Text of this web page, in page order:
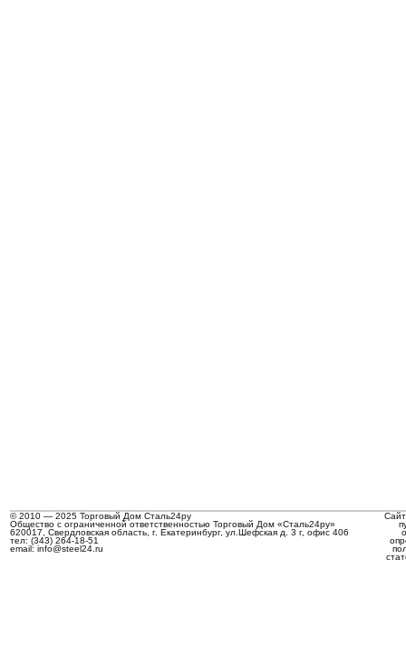
© 2010 — 2025 Торговый Дом Сталь24ру
Общество с ограниченной ответственностью Торговый Дом «Сталь24ру»
620017, Свердловская область, г. Екатеринбург, ул.Шефская д. 3 г, офис 406
тел: (343) 264-18-51
email: info@steel24.ru